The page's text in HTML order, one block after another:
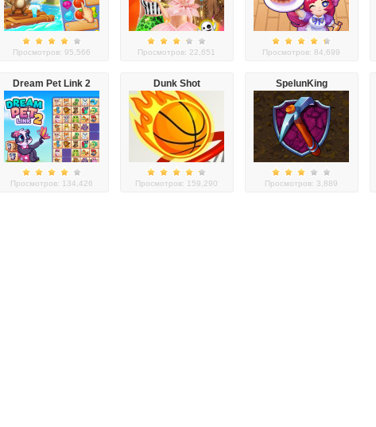
Просмотров: 95,566 Просмотров: 22,651 Просмотров: 84,699
Dream Pet Link 2
Просмотров: 134,426
Dunk Shot
Просмотров: 159,290
SpelunKing
Просмотров: 3,889